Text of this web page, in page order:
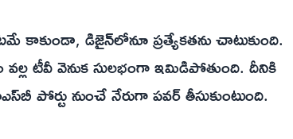
కాకుండా, డిజైన్‌లోనూ ప్రత్యేకతను చాటుకుంది.
టీవీ వెనుక సులభంగా ఇమిడిపోతుంది. దీనికి
పోర్టు నుంచే నేరుగా పవర్ తీసుకుంటుంది.